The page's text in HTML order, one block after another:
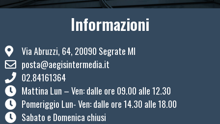
Informazioni
Via Abruzzi, 64, 20090 Segrate MI
posta@aegisintermedia.it
02.84161364
Mattina Lun – Ven: ​dalle ore 09.00 alle 12.30
Pomeriggio Lun- Ven: dalle ore 14.30 alle 18.00
Sabato e Domenica chiusi